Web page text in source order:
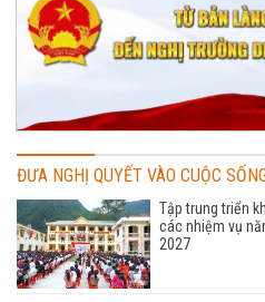
ĐƯA NGHỊ QUYẾT VÀO CUỘC
Tập trung triển
các nhiệm vụ
2027